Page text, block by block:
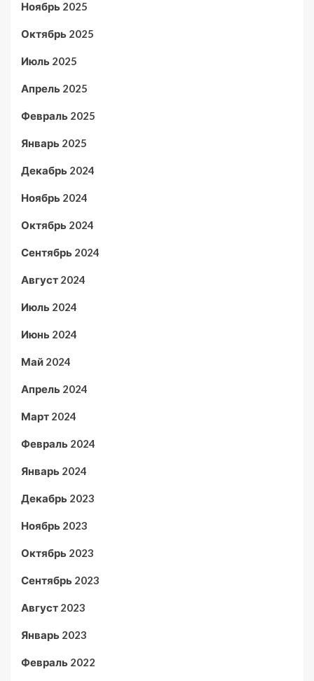
Ноябрь 2025
Октябрь 2025
Июль 2025
Апрель 2025
Февраль 2025
Январь 2025
Декабрь 2024
Ноябрь 2024
Октябрь 2024
Сентябрь 2024
Август 2024
Июль 2024
Июнь 2024
Май 2024
Апрель 2024
Март 2024
Февраль 2024
Январь 2024
Декабрь 2023
Ноябрь 2023
Октябрь 2023
Сентябрь 2023
Август 2023
Январь 2023
Февраль 2022